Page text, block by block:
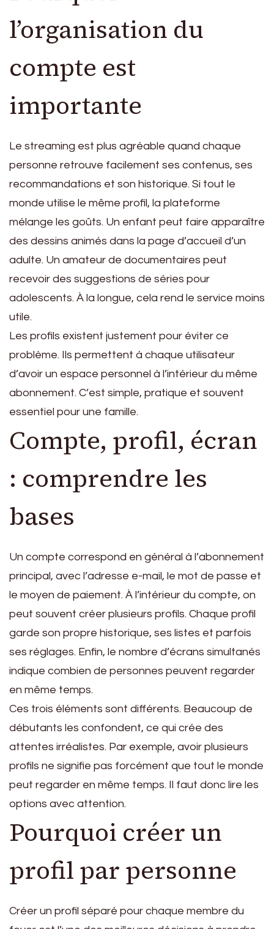
l’organisation du
compte est
importante
Le streaming est plus agréable quand chaque
personne retrouve facilement ses contenus, ses
recommandations et son historique. Si tout le
monde utilise le même profil, la plateforme
mélange les goûts. Un enfant peut faire apparaître
des dessins animés dans la page d’accueil d’un
adulte. Un amateur de documentaires peut
recevoir des suggestions de séries pour
adolescents. À la longue, cela rend le service moins
utile.
Les profils existent justement pour éviter ce
problème. Ils permettent à chaque utilisateur
d’avoir un espace personnel à l’intérieur du même
abonnement. C’est simple, pratique et souvent
essentiel pour une famille.
Compte, profil, écran
: comprendre les
bases
Un compte correspond en général à l’abonnement
principal, avec l’adresse e-mail, le mot de passe et
le moyen de paiement. À l’intérieur du compte, on
peut souvent créer plusieurs profils. Chaque profil
garde son propre historique, ses listes et parfois
ses réglages. Enfin, le nombre d’écrans simultanés
indique combien de personnes peuvent regarder
en même temps.
Ces trois éléments sont différents. Beaucoup de
débutants les confondent, ce qui crée des
attentes irréalistes. Par exemple, avoir plusieurs
profils ne signifie pas forcément que tout le monde
peut regarder en même temps. Il faut donc lire les
options avec attention.
Pourquoi créer un
profil par personne
Créer un profil séparé pour chaque membre du